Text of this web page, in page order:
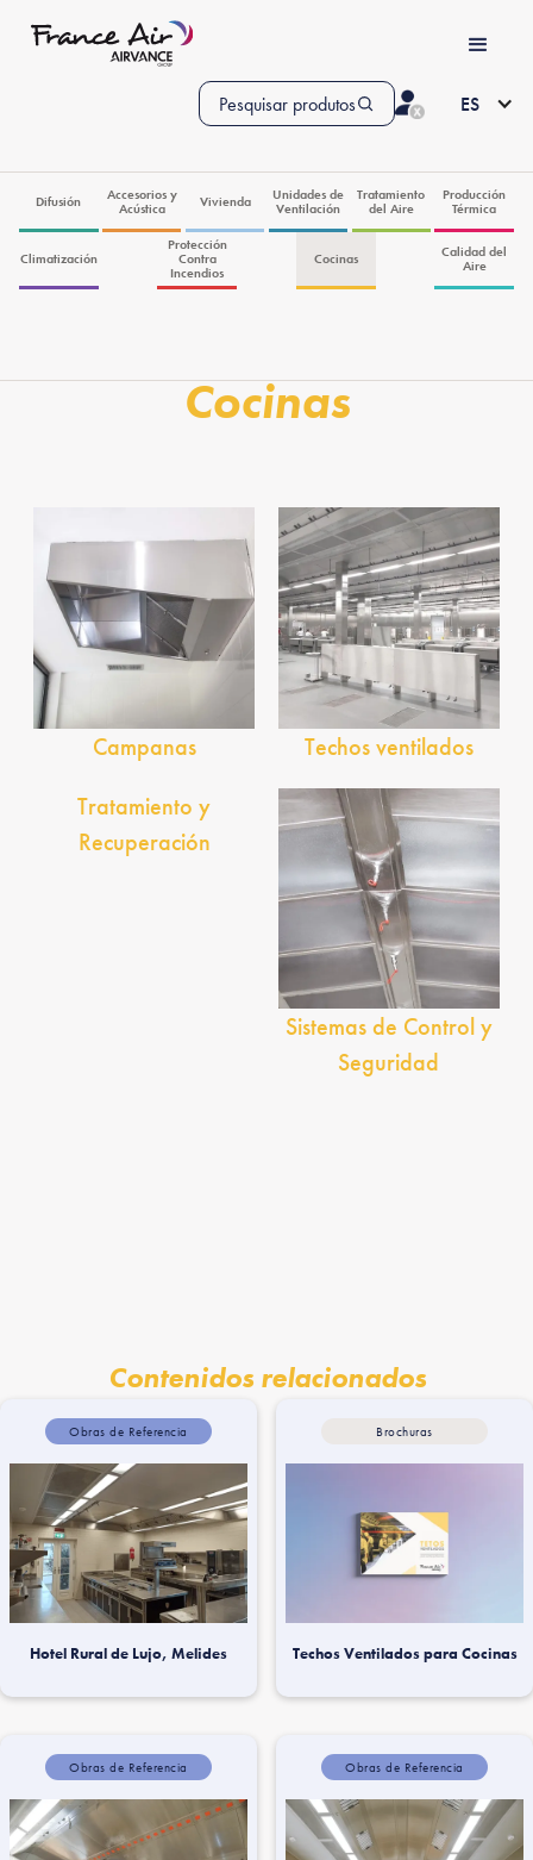
Pesquisar produtos ES
Difusión
Accesorios y
Acústica
Vivienda
Unidades de
Ventilación
Tratamiento
del Aire
Producción
Térmica
Climatización
Protección
Contra
Incendios
Cocinas
Calidad del
Aire
Cocinas
Campanas
Techos ventilados
Tratamiento y
Recuperación
Sistemas de Control y
Seguridad
Contenidos relacionados
Obras de Referencia
Hotel Rural de Lujo, Melides
Brochuras
Techos Ventilados para Cocinas
Obras de Referencia Obras de Referencia